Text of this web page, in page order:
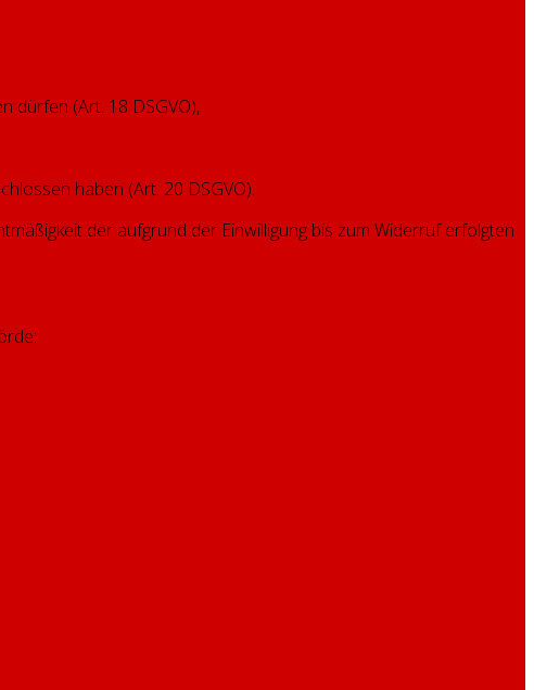
dürfen (Art. 18 DSGVO),
haben (Art. 20 DSGVO).
der aufgrund der Einwilligung bis zum Widerruf erfolgten